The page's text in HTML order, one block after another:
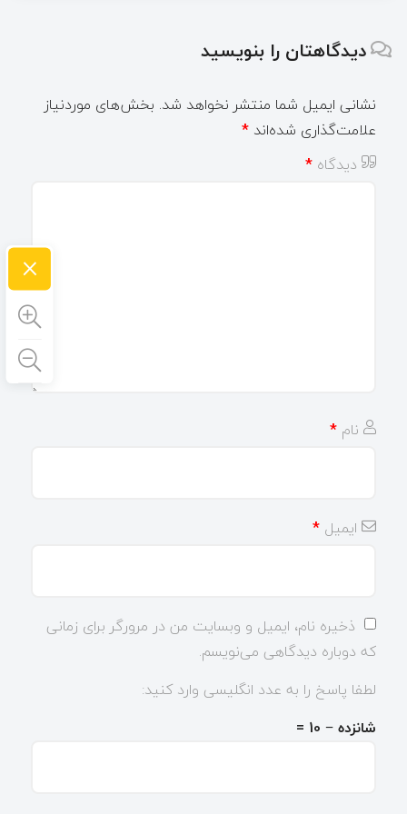
دیدگاهتان را بنویسید
نشانی ایمیل شما منتشر نخواهد شد. بخش‌های موردنیاز
علامت‌گذاری شده‌اند *
دیدگاه *
نام *
ایمیل *
ذخیره نام، ایمیل و وبسایت من در مرورگر برای زمانی
که دوباره دیدگاهی می‌نویسم.
لطفا پاسخ را به عدد انگلیسی وارد کنید:
شانزده − 10 =
×